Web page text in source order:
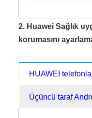
2. Huawei Sağlık
korumasını
HUAWEI
Üçüncü taraf